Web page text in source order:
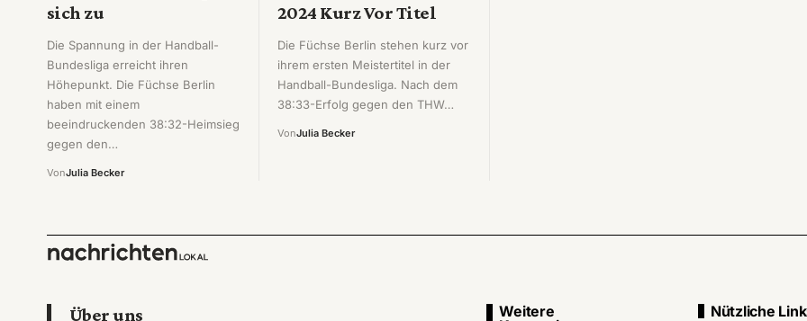
sich zu
Die Spannung in der Handball-
Bundesliga erreicht ihren
Höhepunkt. Die Füchse Berlin
haben mit einem
beeindruckenden 38:32-Heimsieg
gegen den…
VonJulia Becker
2024 Kurz Vor Titel
Die Füchse Berlin stehen kurz vor
ihrem ersten Meistertitel in der
Handball-Bundesliga. Nach dem
38:33-Erfolg gegen den THW…
VonJulia Becker
Über uns
Weitere
Nützliche